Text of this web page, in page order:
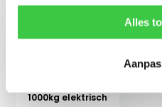
Alles
1000kg elektrisch